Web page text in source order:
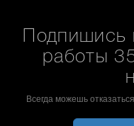
Подпишись
работы
Всегда можешь